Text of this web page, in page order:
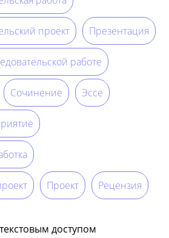
проект Презентация
работе
Сочинение Эссе
Проект Рецензия
доступом